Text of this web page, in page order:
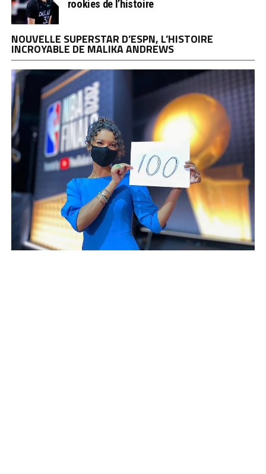
rookies de l’histoire
NOUVELLE SUPERSTAR D’ESPN, L’HISTOIRE
INCROYABLE DE MALIKA ANDREWS